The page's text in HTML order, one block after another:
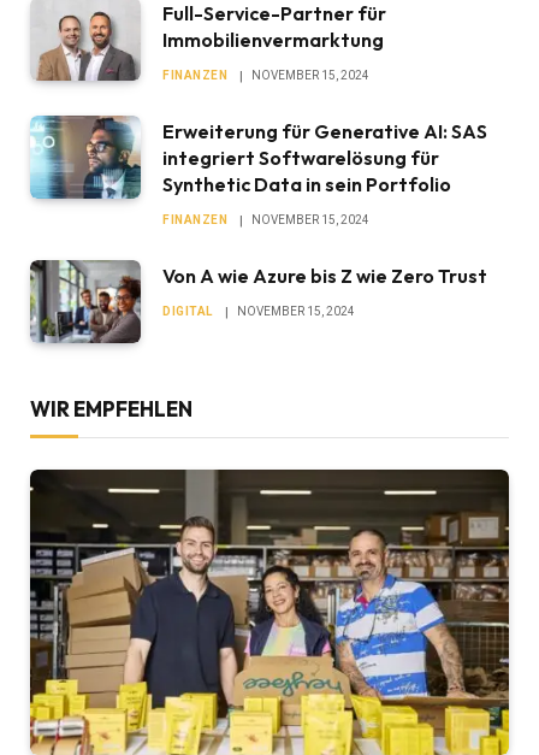
Full-Service-Partner für
Immobilienvermarktung
FINANZEN NOVEMBER 15, 2024
Erweiterung für Generative AI: SAS
integriert Softwarelösung für
Synthetic Data in sein Portfolio
FINANZEN NOVEMBER 15, 2024
Von A wie Azure bis Z wie Zero Trust
DIGITAL NOVEMBER 15, 2024
WIR EMPFEHLEN